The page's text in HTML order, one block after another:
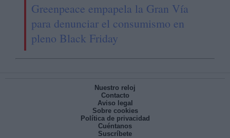
Greenpeace empapela la Gran Vía
para denunciar el consumismo en
pleno Black Friday
Nuestro reloj
Contacto
Aviso legal
Sobre cookies
Política de privacidad
Cuéntanos
Suscríbete